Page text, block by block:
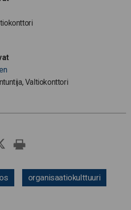
Valtiokonttori
organisaatiokulttuuri